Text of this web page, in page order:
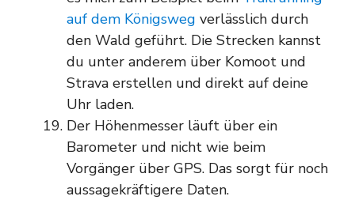
auf dem Königsweg verlässlich durch
den Wald geführt. Die Strecken kannst
du unter anderem über Komoot und
Strava erstellen und direkt auf deine
Uhr laden.
Der Höhenmesser läuft über ein
Barometer und nicht wie beim
Vorgänger über GPS. Das sorgt für noch
aussagekräftigere Daten.